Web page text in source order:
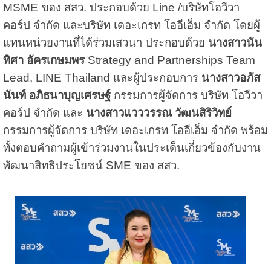
MSME ของ สสว. ประกอบด้วย Line /บริษัทโอวีวา
คอร์ป จำกัด และบริษัท เดอะเกรท โออีเอ็ม จำกัด โดยผู้
แทนหน่วยงานที่ได้ร่วมเสวนา ประกอบด้วย นางสาวนัน
ทิศา อัครเกษมพรStrategy and Partnerships Team
Lead, LINE Thailand และผู้ประกอบการ นางสาวอภัส
นันท์ อภิธนาบุญเศรษฐ์กรรมการผู้จัดการ บริษัท โอวีวา
คอร์ป จำกัด และ นางสาวแวววรรณ วัฒนสิริวิทย์
กรรมการผู้จัดการ บริษัท เดอะเกรท โออีเอ็ม จำกัด พร้อม
ทั้งตอบคำถามผู้เข้าร่วมงานในประเด็นเกี่ยวข้องกับงาน
พัฒนาสิทธิประโยชน์ SME ของ สสว.